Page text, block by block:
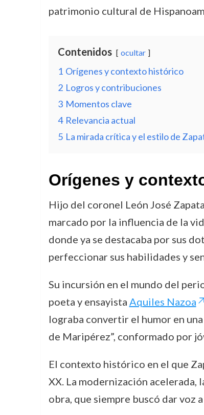
patrimonio cultural de
Contenidos ocultar
1 Orígenes y contexto histórico
2 Logros y contribuciones
3 Momentos clave
4 Relevancia actual
5 La mirada crítica y el estilo de
Orígenes y
Hijo del coronel León José
marcado por la influencia de la
donde ya se destacaba por sus
perfeccionar sus habilidades y
Su incursión en el mundo del
poeta y ensayista Aquiles Nazoa
lograba convertir el humor en
de Maripérez”, conformado por
El contexto histórico en el que
XX. La modernización
obra, que siempre buscó dar voz